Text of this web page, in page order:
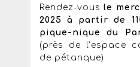
Rendez-vousle
2025 à partir de
pique-nique du
(près de l’espace
de pétanque).